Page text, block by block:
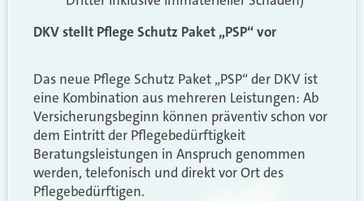
DKV stellt Pflege Schutz Paket „PSP“ vor
Das neue Pflege Schutz Paket „PSP“ der DKV ist
eine Kombination aus mehreren Leistungen: Ab
Versicherungsbeginn können präventiv schon vor
dem Eintritt der Pflegebedürftigkeit
Beratungsleistungen in Anspruch genommen
werden, telefonisch und direkt vor Ort des
Pflegebedürftigen.